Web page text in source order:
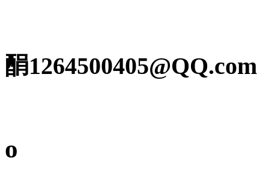
䣺1264500405@QQ.com
ο